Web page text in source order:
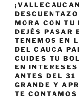
MORA CON TU
DEJÉS PASAR
TENEMOS EN
DEL CAUCA
CUIDES TU
EN
ANTES DEL 31
GRANDE Y
TE CONTAMOS